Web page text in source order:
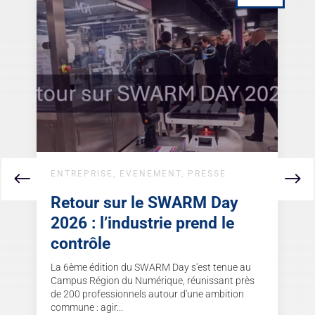
ENTREPRISE EVENEMENT PRESSE
Retour sur le SWARM Day
2026 : l’industrie prend le
contrôle
La 6ème édition du SWARM Day s'est tenue au
Campus Région du Numérique, réunissant près
de 200 professionnels autour d'une ambition
commune : agir...